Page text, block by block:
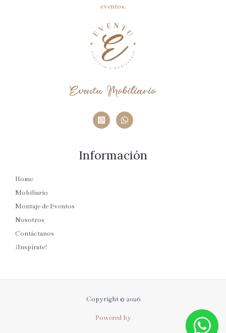
eventos.
Eventu Mobiliario
Información
Home
Mobiliario
Montaje de Eventos
Nosotros
Contáctanos
¡Inspírate!
Copyright © 2026
Powered by